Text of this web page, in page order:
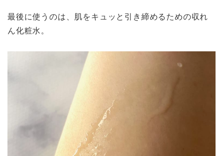
最後に使うのは、肌をキュッと引き締めるための収れ
ん化粧水。